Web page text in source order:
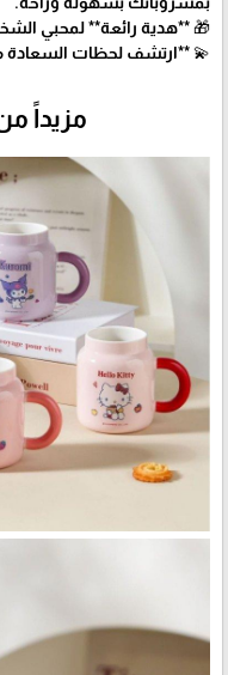
🎁 **هدية رائعة** لمحبي
💫 **ارتشف لحظات السعادة
مزيداً